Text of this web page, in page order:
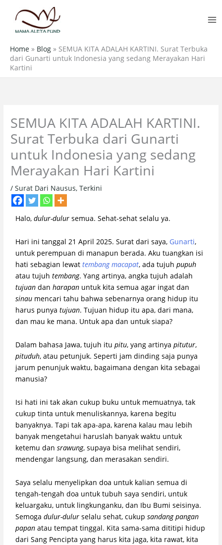
content
Home » Blog » SEMUA KITA ADALAH KARTINI. Surat Terbuka
dari Gunarti untuk Indonesia yang sedang Merayakan Hari
Kartini
SEMUA KITA ADALAH KARTINI.
Surat Terbuka dari Gunarti
untuk Indonesia yang sedang
Merayakan Hari Kartini
/Surat Dari Nausus,Terkini
Halo,dulur-dulur semua. Sehat-sehat selalu ya.
Hari ini tanggal 21 April 2025. Surat dari saya, Gunarti,
untuk perempuan di manapun berada. Aku tuangkan isi
hati sebagian lewattembang macapat, ada tujuhpupuh
atau tujuhtembang. Yang artinya, angka tujuh adalah
tujuan danharapan untuk kita semua agar ingat dan
sinau mencari tahu bahwa sebenarnya orang hidup itu
harus punyatujuan. Tujuan hidup itu apa, dari mana,
dan mau ke mana. Untuk apa dan untuk siapa?
Dalam bahasa Jawa, tujuh itupitu, yang artinyapitutur,
pituduh, atau petunjuk. Seperti jam dinding saja punya
jarum penunjuk waktu, bagaimana dengan kita sebagai
manusia?
Isi hati ini tak akan cukup buku untuk memuatnya, tak
cukup tinta untuk menuliskannya, karena begitu
banyaknya. Tapi tak apa-apa, karena kalau mau lebih
banyak mengetahui haruslah banyak waktu untuk
ketemu dansrawung, supaya bisa melihat sendiri,
mendengar langsung, dan merasakan sendiri.
Saya selalu menyelipkan doa untuk kalian semua di
tengah-tengah doa untuk tubuh saya sendiri, untuk
keluargaku, untuk lingkunganku, dan Ibu Bumi seisinya.
Semogadulur-dulur selalu sehat, cukupsandang pangan
papan atau tempat tinggal. Kita sama-sama dititipi hidup
dari Sang Pencipta yang harus kita jaga, kita rawat, kita